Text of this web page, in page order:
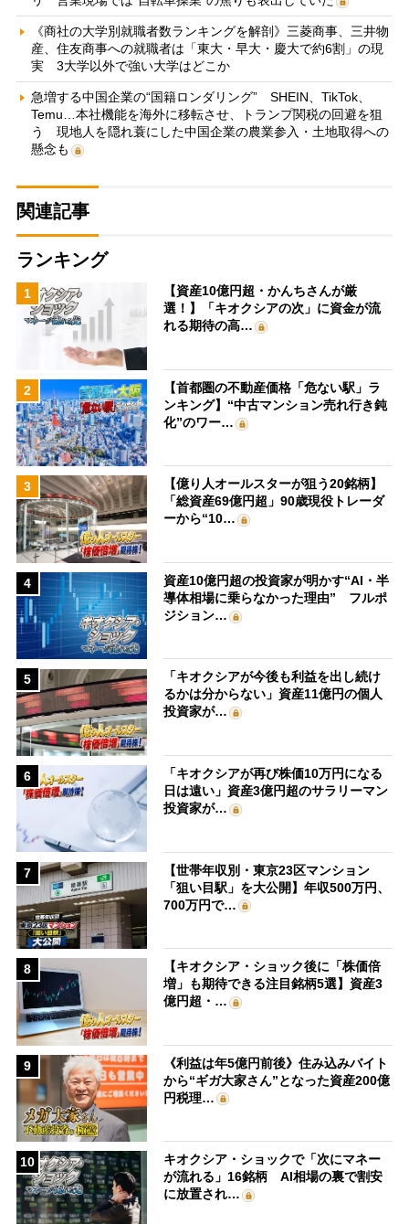
《商社の大学別就職者数ランキングを解剖》三菱商事、三井物
産、住友商事への就職者は「東大・早大・慶大で約6割」の現
実 3大学以外で強い大学はどこか
急増する中国企業の“国籍ロンダリング” SHEIN、TikTok、
Temu…本社機能を海外に移転させ、トランプ関税の回避を狙
う 現地人を隠れ蓑にした中国企業の農業参入・土地取得への
懸念も
関連記事
ランキング
1
【資産10億円超・かんちさんが厳
選！】「キオクシアの次」に資金が流
れる期待の高…
2
【首都圏の不動産価格「危ない駅」ラ
ンキング】“中古マンション売れ行き鈍
化”のワー…
3
【億り人オールスターが狙う20銘柄】
「総資産69億円超」90歳現役トレーダ
ーから“10…
4
資産10億円超の投資家が明かす“AI・半
導体相場に乗らなかった理由” フルポ
ジション…
5
「キオクシアが今後も利益を出し続け
るかは分からない」資産11億円の個人
投資家が…
6
「キオクシアが再び株価10万円になる
日は遠い」資産3億円超のサラリーマン
投資家が…
7
【世帯年収別・東京23区マンション
「狙い目駅」を大公開】年収500万円、
700万円で…
8
【キオクシア・ショック後に「株価倍
増」も期待できる注目銘柄5選】資産3
億円超・…
9
《利益は年5億円前後》住み込みバイト
から“ギガ大家さん”となった資産200億
円税理…
10
キオクシア・ショックで「次にマネー
が流れる」16銘柄 AI相場の裏で割安
に放置され…